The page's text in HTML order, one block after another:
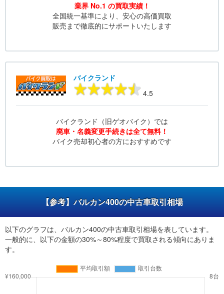
業界 No.1 の買取実績！
全国統一基準により、安心の高価買取
販売まで徹底的にサポートいたします
バイクランド
4.5
バイクランド（旧ゲオバイク）では
廃車・名義変更手続きは全て無料！
バイク売却初心者の方におすすめです
【参考】バルカン400の中古車取引相場
以下のグラフは、バルカン400の中古車取引相場を表しています。
一般的に、以下の金額の30%～80%程度で買取される傾向にありま
す。